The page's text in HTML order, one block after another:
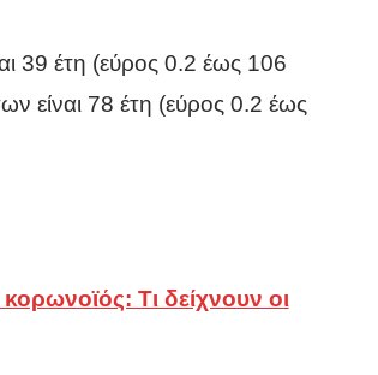
39 έτη (εύρος 0.2 έως 106
είναι 78 έτη (εύρος 0.2 έως
Τι δείχνουν οι